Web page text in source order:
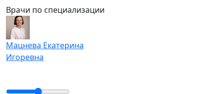
Врачи по специализации
Мацнева Екатерина
Игоревна